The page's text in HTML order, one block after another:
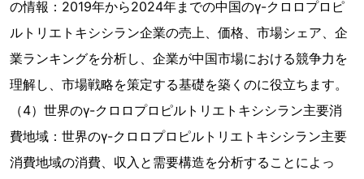
の情報：2019年から2024年までの中国のγ-クロロプロピ
ルトリエトキシシラン企業の売上、価格、市場シェア、企
業ランキングを分析し、企業が中国市場における競争力を
理解し、市場戦略を策定する基礎を築くのに役立ちます。
（4）世界のγ-クロロプロピルトリエトキシシラン主要消
費地域：世界のγ-クロロプロピルトリエトキシシラン主要
消費地域の消費、収入と需要構造を分析することによっ